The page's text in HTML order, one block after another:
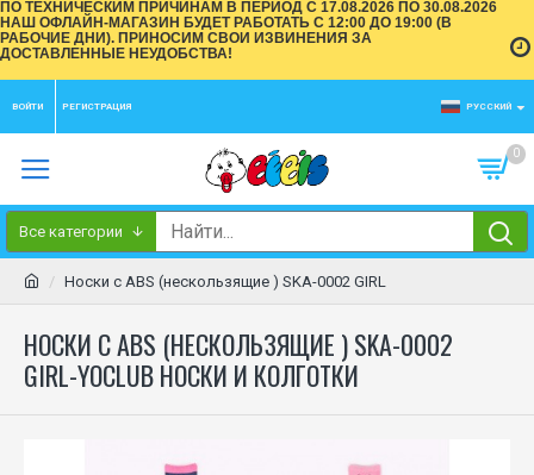
ПО ТЕХНИЧЕСКИМ ПРИЧИНАМ В ПЕРИОД С 17.08.2026 ПО 30.08.2026
НАШ ОФЛАЙН-МАГАЗИН БУДЕТ РАБОТАТЬ С 12:00 ДО 19:00 (В
РАБОЧИЕ ДНИ). ПРИНОСИМ СВОИ ИЗВИНЕНИЯ ЗА
ДОСТАВЛЕННЫЕ НЕУДОБСТВА!
ВОЙТИ РЕГИСТРАЦИЯ РУССКИЙ
0
Все категории
Носки с ABS (нескользящие ) SKA-0002 GIRL
НОСКИ С ABS (НЕСКОЛЬЗЯЩИЕ ) SKA-0002
GIRL-YOCLUB НОСКИ И КОЛГОТКИ